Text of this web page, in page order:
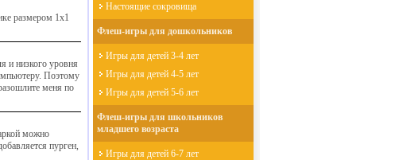
размером 1х1
и низкого уровня
Поэтому
меня по
можно
пурген,
Настоящие сокровища
Флеш-игры для дошкольников
Игры для детей 3-4 лет
Игры для детей 4-5 лет
Игры для детей 5-6 лет
Флеш-игры для школьников
младшего возраста
Игры для детей 6-7 лет